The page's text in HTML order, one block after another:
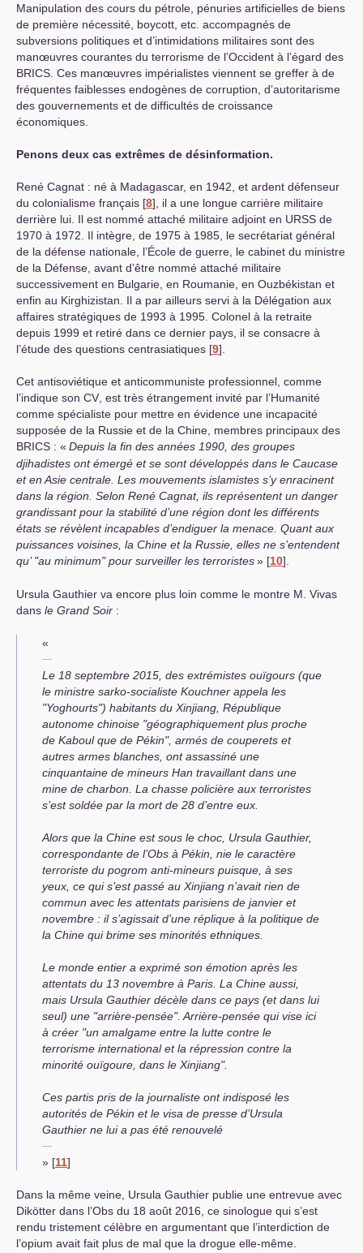
Manipulation des cours du pétrole, pénuries artificielles de biens
de première nécessité, boycott, etc. accompagnés de
subversions politiques et d’intimidations militaires sont des
manœuvres courantes du terrorisme de l’Occident à l’égard des
BRICS . Ces manœuvres impérialistes viennent se greffer à de
fréquentes faiblesses endogènes de corruption, d’autoritarisme
des gouvernements et de difficultés de croissance
économiques.
Penons deux cas extrêmes de désinformation.
René Cagnat : né à Madagascar, en 1942, et ardent défenseur
du colonialisme français [8] , il a une longue carrière militaire
derrière lui. Il est nommé attaché militaire adjoint en URSS de
1970 à 1972. Il intègre, de 1975 à 1985, le secrétariat général
de la défense nationale, l’École de guerre, le cabinet du ministre
de la Défense, avant d’être nommé attaché militaire
successivement en Bulgarie, en Roumanie, en Ouzbékistan et
enfin au Kirghizistan. Il a par ailleurs servi à la Délégation aux
affaires stratégiques de 1993 à 1995. Colonel à la retraite
depuis 1999 et retiré dans ce dernier pays, il se consacre à
l’étude des questions centrasiatiques [9]
Cet antisoviétique et anticommuniste professionnel, comme
l’indique son CV , est très étrangement invité par l’Humanité
comme spécialiste pour mettre en évidence une incapacité
supposée de la Russie et de la Chine, membres principaux des
BRICS : « Depuis la fin des années 1990, des groupes
djihadistes ont émergé et se sont développés dans le Caucase
et en Asie centrale. Les mouvements islamistes s’y enracinent
dans la région. Selon René Cagnat, ils représentent un danger
grandissant pour la stabilité d’une région dont les différents
états se révèlent incapables d’endiguer la menace. Quant aux
puissances voisines, la Chine et la Russie, elles ne s’entendent
qu’ "au minimum" pour surveiller les terroristes» [10]
Ursula Gauthier va encore plus loin comme le montre M. Vivas
dans le Grand Soir :
«
Le 18 septembre 2015, des extrémistes ouïgours (que
le ministre sarko-socialiste Kouchner appela les
"Yoghourts") habitants du Xinjiang, République
autonome chinoise "géographiquement plus proche
de Kaboul que de Pékin", armés de couperets et
autres armes blanches, ont assassiné une
cinquantaine de mineurs Han travaillant dans une
mine de charbon. La chasse policière aux terroristes
s’est soldée par la mort de 28 d’entre eux.
Alors que la Chine est sous le choc, Ursula Gauthier,
correspondante de l’Obs à Pékin, nie le caractère
terroriste du pogrom anti-mineurs puisque, à ses
yeux, ce qui s’est passé au Xinjiang n’avait rien de
commun avec les attentats parisiens de janvier et
novembre : il s’agissait d’une réplique à la politique de
la Chine qui brime ses minorités ethniques.
Le monde entier a exprimé son émotion après les
attentats du 13 novembre à Paris. La Chine aussi,
mais Ursula Gauthier décèle dans ce pays (et dans lui
seul) une "arrière-pensée". Arrière-pensée qui vise ici
à créer "un amalgame entre la lutte contre le
terrorisme international et la répression contre la
minorité ouïgoure, dans le Xinjiang".
Ces partis pris de la journaliste ont indisposé les
autorités de Pékin et le visa de presse d’Ursula
Gauthier ne lui a pas été renouvelé
» [11]
Dans la même veine, Ursula Gauthier publie une entrevue avec
Dikötter dans l’Obs du 18 août 2016, ce sinologue qui s’est
rendu tristement célèbre en argumentant que l’interdiction de
l’opium avait fait plus de mal que la drogue elle-même.